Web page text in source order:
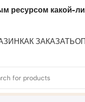
ресурсом какой-
КАК ЗАКАЗАТЬ
акриловых